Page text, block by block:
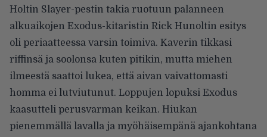
Holtin Slayer-pestin takia ruotuun palanneen
alkuaikojen Exodus-kitaristin Rick Hunoltin esitys
oli periaatteessa varsin toimiva. Kaverin tikkasi
riffinsä ja soolonsa kuten pitikin, mutta miehen
ilmeestä saattoi lukea, että aivan vaivattomasti
homma ei lutviutunut. Loppujen lopuksi Exodus
kaasutteli perusvarman keikan. Hiukan
pienemmällä lavalla ja myöhäisempänä ajankohtana